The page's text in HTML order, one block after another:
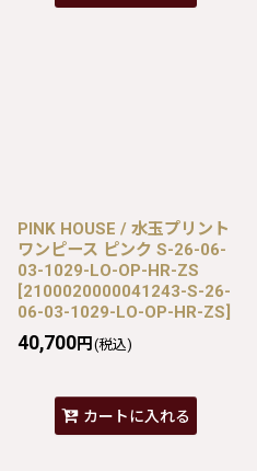
PINK HOUSE / 水玉プリント
ワンピース ピンク S-26-06-
03-1029-LO-OP-HR-ZS
[2100020000041243-S-26-
06-03-1029-LO-OP-HR-ZS]
40,700円 (税込)
カートに入れる